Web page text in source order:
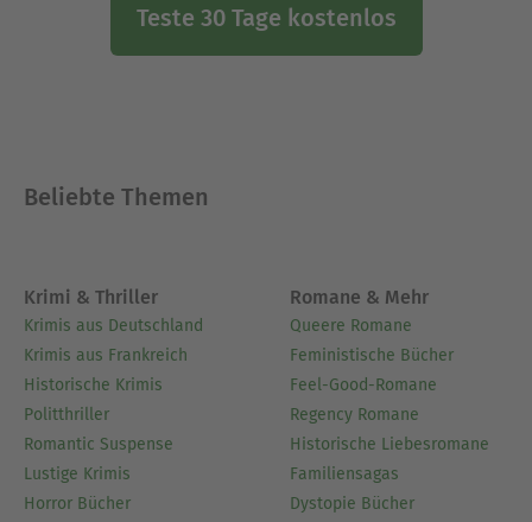
Teste 30 Tage kostenlos
Beliebte Themen
Krimi & Thriller
Krimis aus Deutschland
Krimis aus Frankreich
Historische Krimis
Politthriller
Romantic Suspense
Lustige Krimis
Horror Bücher
Romane & Mehr
Queere Romane
Feministische Bücher
Feel-Good-Romane
Regency Romane
Historische Liebesromane
Familiensagas
Dystopie Bücher